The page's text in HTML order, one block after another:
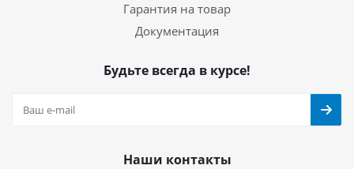
Гарантия на товар
Документация
Будьте всегда в курсе!
Наши контакты